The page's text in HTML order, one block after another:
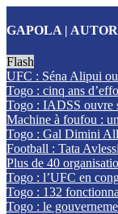
GAPOLA |
Flash
UFC : Séna Alipui
Togo : cinq ans
Togo : IADSS ouvre
Machine à foufou :
Togo : Gal Dimini
Football : Tata
Plus de 40
Togo : l’UFC en
Togo : 132
Togo : le